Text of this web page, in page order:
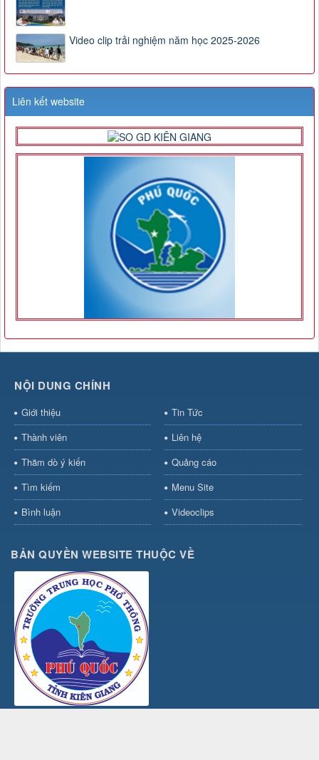
Video clip trải nghiệm năm học 2025-2026
Liên kết website
NỘI DUNG CHÍNH
Giới thiệu
Tin Tức
Thành viên
Liên hệ
Thăm dò ý kiến
Quảng cáo
Tìm kiếm
Menu Site
Bình luận
Videoclips
BẢN QUYỀN WEBSITE THUỘC VỀ